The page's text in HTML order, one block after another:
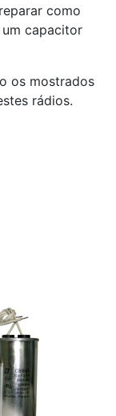
como
capacitor
os mostrados
rádios.